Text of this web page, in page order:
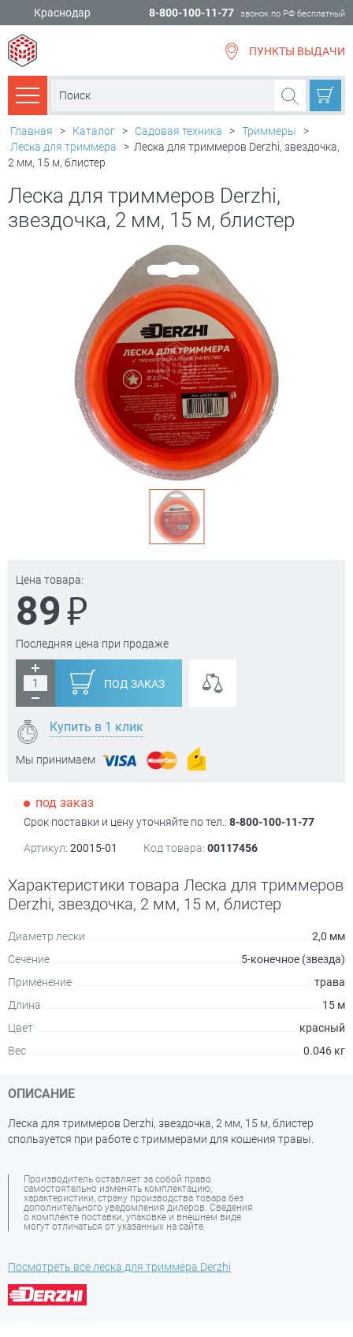
Краснодар 8-800-100-11-77 звонок по РФ бесплатный
ПУНКТЫ ВЫДАЧИ
Каталог товаров
Главная > Каталог > Садовая техника > Триммеры
>
Леска для триммера
> Леска для триммеров Derzhi, звездочка,
2 мм, 15 м, блистер
Леска для триммеров Derzhi,
звездочка, 2 мм, 15 м, блистер
Цена товара:
89₽
Последняя цена при продаже
ПОД ЗАКАЗ
Купить в 1 клик
Мы принимаем
под заказ
Срок поставки и цену уточняйте по тел.: 8-800-100-11-77
Артикул: 20015-01 Код товара: 00117456
Характеристики товара Леска для триммеров
Derzhi, звездочка, 2 мм, 15 м, блистер
Диаметр лески
2,0 мм
Сечение
5-конечное (звезда)
Применение
трава
Длина
15 м
Цвет
красный
Вес
0.046 кг
ОПИСАНИЕ
Леска для триммеров Derzhi, звездочка, 2 мм, 15 м, блистер
спользуется при работе с триммерами для кошения травы.
Производитель оставляет за собой право
самостоятельно изменять комплектацию,
характеристики, страну производства товара без
дополнительного уведомления дилеров. Сведения
о комплекте поставки, упаковке и внешнем виде
могут отличаться от указанных на сайте.
Посмотреть все леска для триммера Derzhi